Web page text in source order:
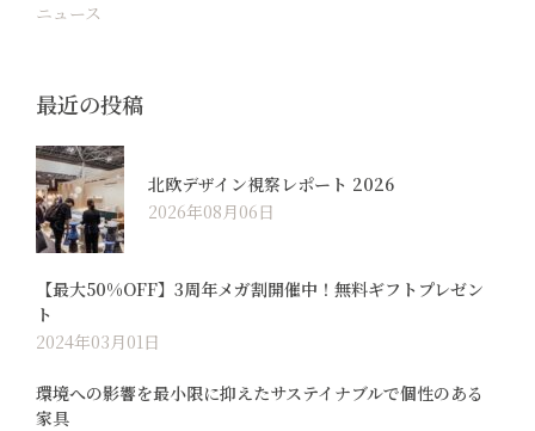
ニュース
最近の投稿
北欧デザイン視察レポート 2026
2026年08月06日
【最大50%OFF】3周年メガ割開催中！無料ギフトプレゼン
ト
2024年03月01日
環境への影響を最小限に抑えたサステイナブルで個性のある
家具